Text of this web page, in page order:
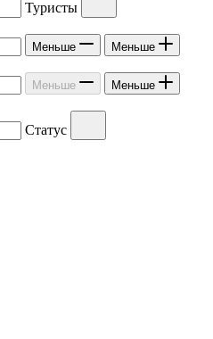
Туристы
Меньше Меньше
Меньше Меньше
Статус